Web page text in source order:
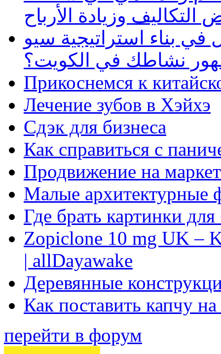
وزيادة الأرباح
بناء استراتيجية سيو
نشاطك في الكويت؟
Прикоснемся к
Лечение зубов в Хэйхэ
Сдэк для бизнеса
Как справиться с
Продвижение на
Малые архитектурные
Где брать картинки
Zopiclone 10 mg UK –
| allDayawake
Деревянные
Как поставить капчу
перейти в форум